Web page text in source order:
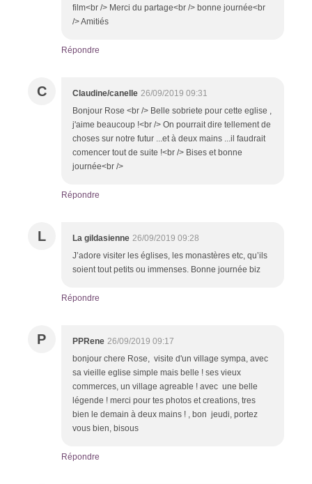
film<br /> Merci du partage<br /> bonne journée<br
/> Amitiés
Répondre
C Claudine/canelle 26/09/2019 09:31
Bonjour Rose <br /> Belle sobriete pour cette eglise ,
j'aime beaucoup !<br /> On pourrait dire tellement de
choses sur notre futur ...et à deux mains ...il faudrait
comencer tout de suite !<br /> Bises et bonne
journée<br />
Répondre
L La gildasienne 26/09/2019 09:28
J’adore visiter les églises, les monastères etc, qu’ils
soient tout petits ou immenses. Bonne journée biz
Répondre
P PPRene 26/09/2019 09:17
bonjour chere Rose, visite d'un village sympa, avec
sa vieille eglise simple mais belle ! ses vieux
commerces, un village agreable ! avec une belle
légende ! merci pour tes photos et creations, tres
bien le demain à deux mains ! , bon jeudi, portez
vous bien, bisous
Répondre